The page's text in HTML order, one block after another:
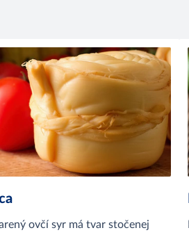
ovčí syr má tvar stočenej